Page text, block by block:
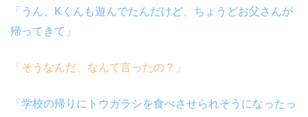
「うん、 K くんも遊んでたんだけど、ちょうどお父さんが
帰ってきて」
「そうなんだ、なんて言ったの？」
「学校の帰りにトウガラシを食べさせられそうになったっ